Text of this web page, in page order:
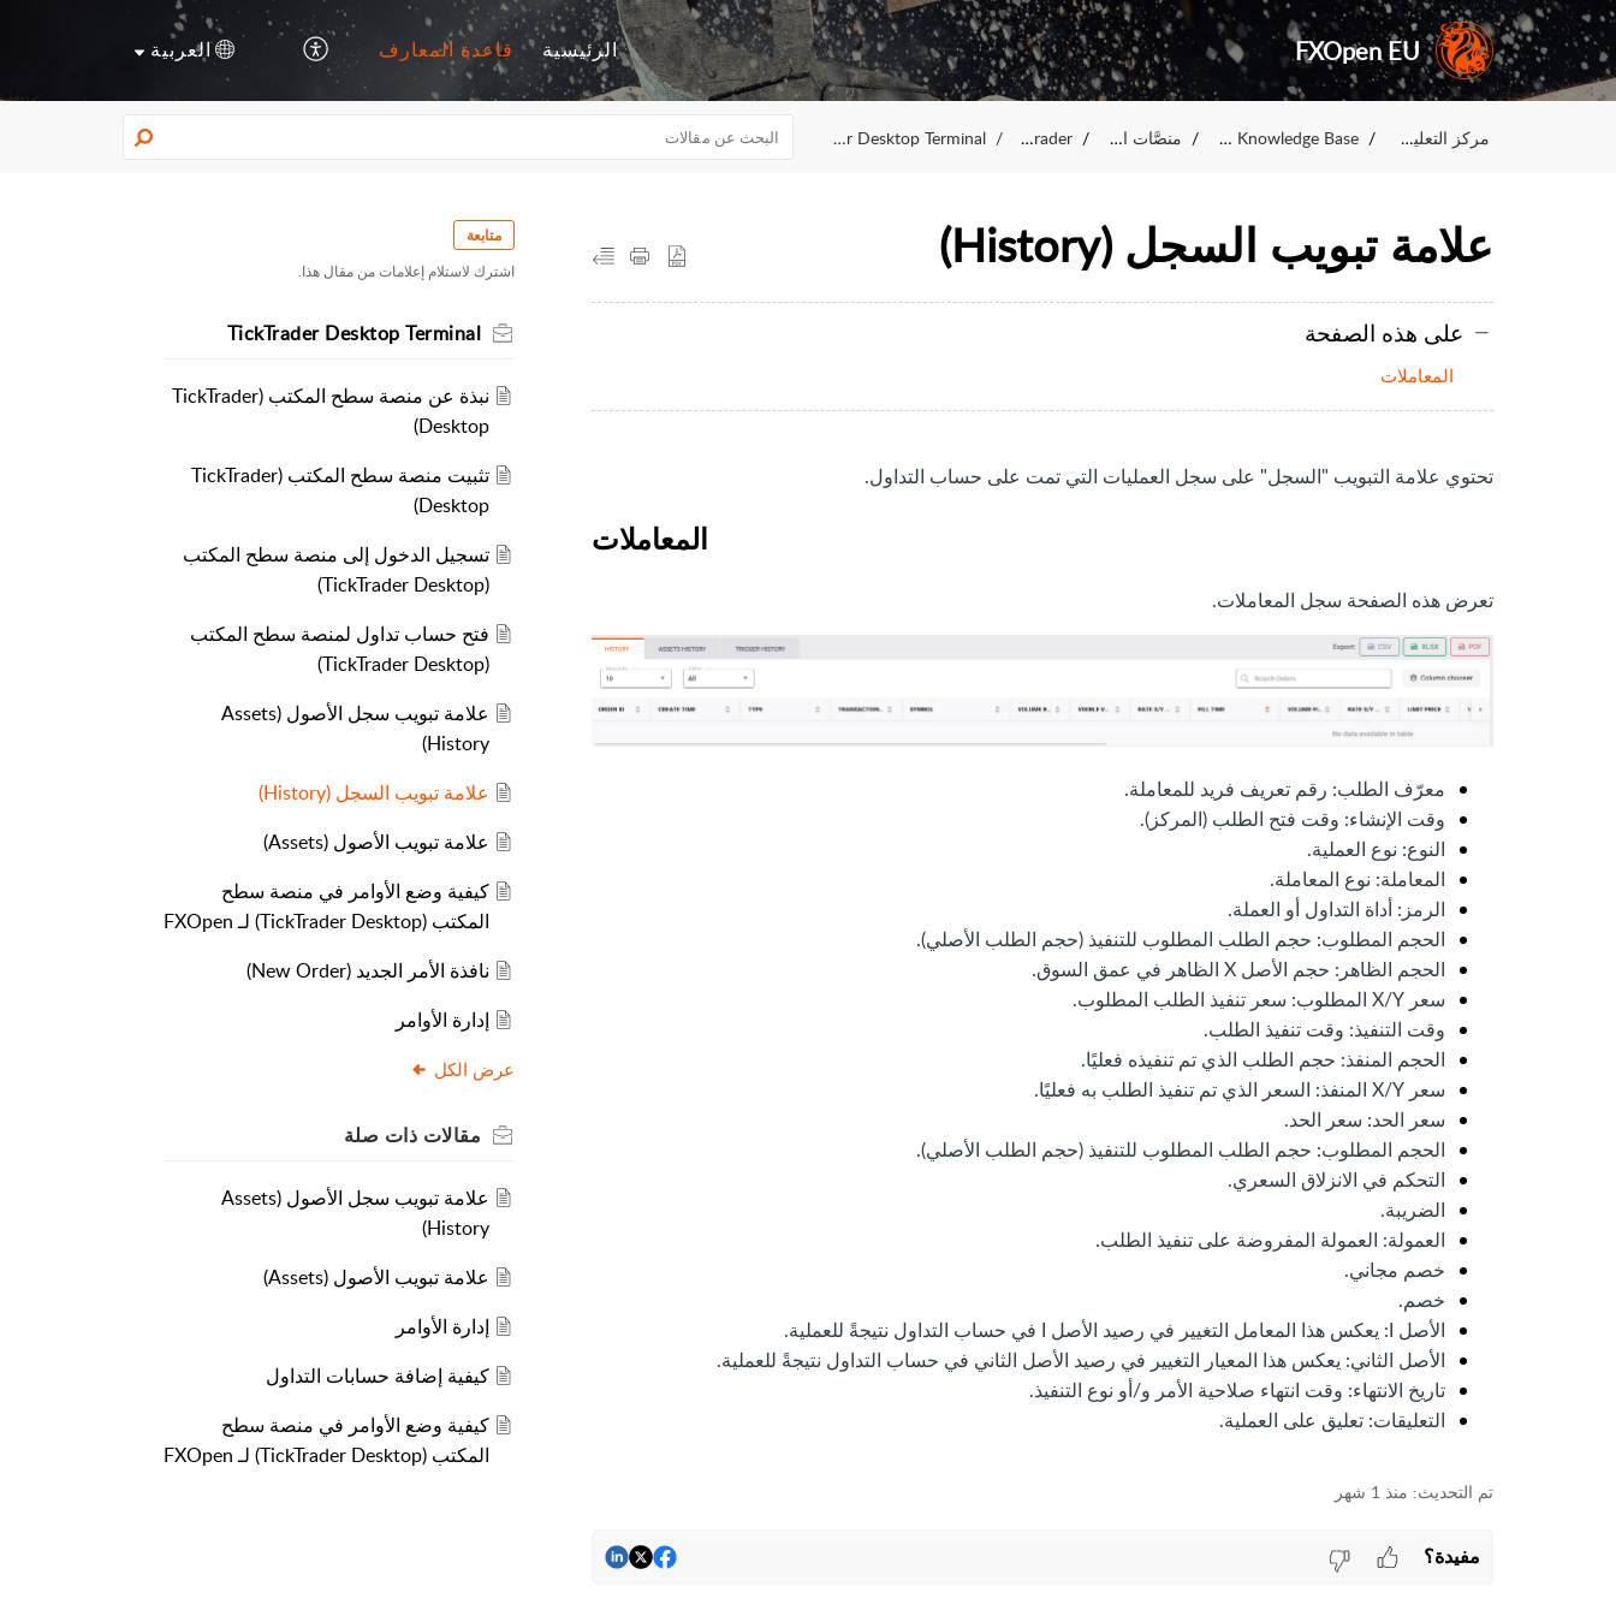
FXOpen EU الرئيسية قاعدة المعارف العربية
مركز التعليمات--- FXOpen Knowledge Base منصَّات التداوُل TickTrader
TickTrader Desktop Terminal
علامة تبويب السجل (History)
على هذه الصفحة
المعاملات
تحتوي علامة التبويب "السجل" على سجل العمليات التي تمت على حساب التداول.
المعاملات
تعرض هذه الصفحة سجل المعاملات.
معرّف الطلب: رقم تعريف فريد للمعاملة.
وقت الإنشاء: وقت فتح الطلب (المركز).
النوع: نوع العملية.
المعاملة: نوع المعاملة.
الرمز: أداة التداول أو العملة.
الحجم المطلوب: حجم الطلب المطلوب للتنفيذ (حجم الطلب الأصلي).
الحجم الظاهر: حجم الأصل X الظاهر في عمق السوق.
سعر X/Y المطلوب: سعر تنفيذ الطلب المطلوب.
وقت التنفيذ: وقت تنفيذ الطلب.
الحجم المنفذ: حجم الطلب الذي تم تنفيذه فعليًا.
سعر X/Y المنفذ: السعر الذي تم تنفيذ الطلب به فعليًا.
سعر الحد: سعر الحد.
الحجم المطلوب: حجم الطلب المطلوب للتنفيذ (حجم الطلب الأصلي).
التحكم في الانزلاق السعري.
الضريبة.
العمولة: العمولة المفروضة على تنفيذ الطلب.
خصم مجاني.
خصم.
الأصل I: يعكس هذا المعامل التغيير في رصيد الأصل I في حساب التداول نتيجةً للعملية.
الأصل الثاني: يعكس هذا المعيار التغيير في رصيد الأصل الثاني في حساب التداول نتيجةً للعملية.
تاريخ الانتهاء: وقت انتهاء صلاحية الأمر و/أو نوع التنفيذ.
التعليقات: تعليق على العملية.
منذ 1 شهر
مفيدة؟
متابعة
اشترك لاستلام إعلامات من مقال هذا.
TickTrader Desktop Terminal
نبذة عن منصة سطح المكتب (TickTrader
Desktop)
تثبيت منصة سطح المكتب (TickTrader
Desktop)
تسجيل الدخول إلى منصة سطح المكتب
(TickTrader Desktop)
فتح حساب تداول لمنصة سطح المكتب
(TickTrader Desktop)
علامة تبويب سجل الأصول (Assets
History)
علامة تبويب السجل (History)
علامة تبويب الأصول (Assets)
كيفية وضع الأوامر في منصة سطح
المكتب (TickTrader Desktop) لـ FXOpen
نافذة الأمر الجديد (New Order)
إدارة الأوامر
عرض الكل
مقالات ذات صلة
علامة تبويب سجل الأصول (Assets
History)
علامة تبويب الأصول (Assets)
إدارة الأوامر
كيفية إضافة حسابات التداول
كيفية وضع الأوامر في منصة سطح
المكتب (TickTrader Desktop) لـ FXOpen